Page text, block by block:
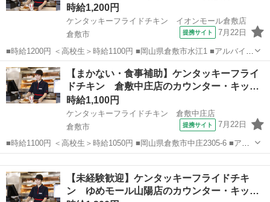
時給1,200円
ケンタッキーフライドチキン イオンモール倉敷店
倉敷市
提携サイト 7月22日
■時給1200円 ＜高校生＞時給1100円 ■岡山県倉敷市水江1 ■アルバイ
ト、パート ■未経験歓迎、高校生OK、フリーター歓迎、ミドル（40代
～）活躍中、エルダー（50代～）活躍中、シニア（60代～）活躍中、
ボーナス・賞与...
岡山 倉敷市 ファーストフード
【まかない・食事補助】ケンタッキーフライ
ドチキン 倉敷中庄店のカウンター・キッ…
時給1,100円
ケンタッキーフライドチキン 倉敷中庄店
倉敷市
提携サイト 7月22日
■時給1100円 ＜高校生＞時給1050円 ■岡山県倉敷市中庄2305-6 ■アル
バイト、パート ■未経験歓迎、高校生OK、フリーター歓迎、ミドル
（40代～）活躍中、エルダー（50代～）活躍中、シニア（60代～）活
躍中、ボー...
【未経験歓迎】ケンタッキーフライドチキ
ン ゆめモール山陽店のカウンター・キッ